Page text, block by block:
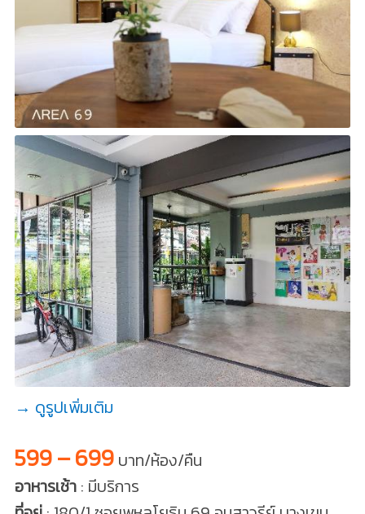
→ ดูรูปเพิ่มเติม
599 – 699บาท/ห้อง/คืน
อาหารเช้า: มีบริการ